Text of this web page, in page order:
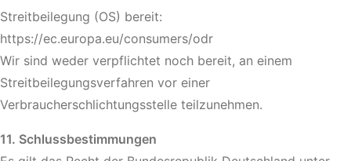
Streitbeilegung (OS) bereit:
https://ec.europa.eu/consumers/odr
Wir sind weder verpflichtet noch bereit, an einem
Streitbeilegungsverfahren vor einer
Verbraucherschlichtungsstelle teilzunehmen.
11. Schlussbestimmungen